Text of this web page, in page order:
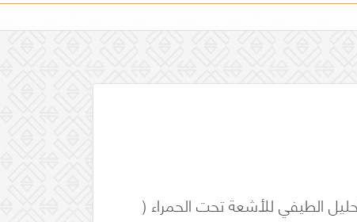
الطيفي للأشعة تحت الحمراء (